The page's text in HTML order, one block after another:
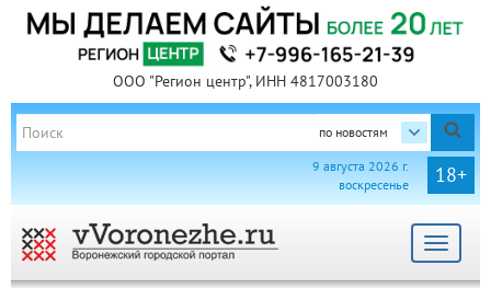
ООО "Регион центр", ИНН 4817003180
по новостям
18+
9 августа 2026 г.
воскресенье
Toggle